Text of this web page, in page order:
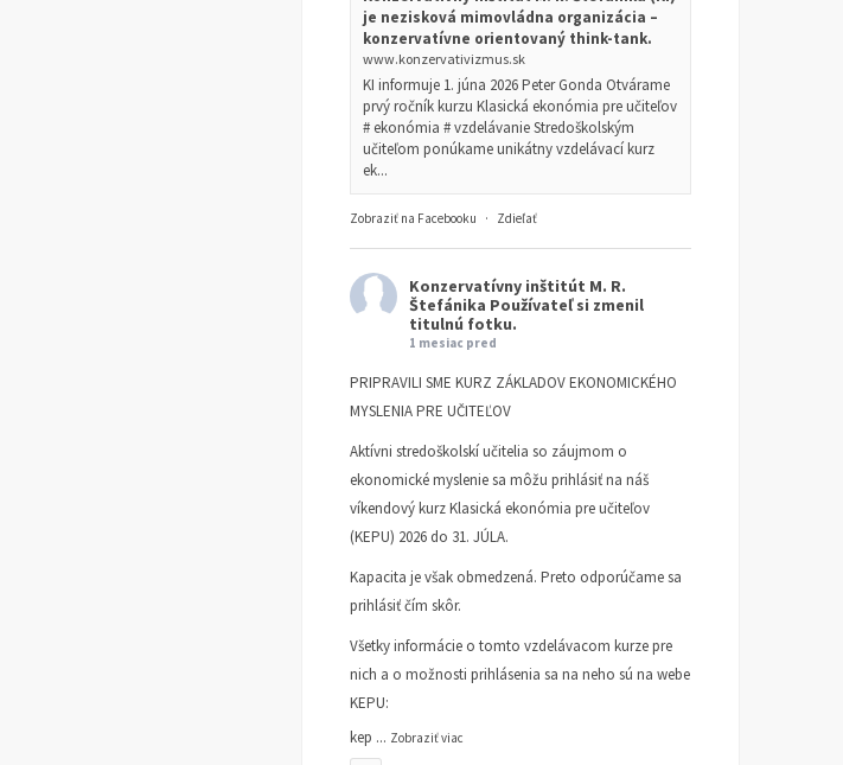
je nezisková mimovládna organizácia –
konzervatívne orientovaný think-tank.
www.konzervativizmus.sk
KI informuje 1. júna 2026 Peter Gonda Otvárame
prvý ročník kurzu Klasická ekonómia pre učiteľov
# ekonómia # vzdelávanie Stredoškolským
učiteľom ponúkame unikátny vzdelávací kurz
ek...
Zobraziť na Facebooku · Zdieľať
Konzervatívny inštitút M. R.
Štefánika Používateľ si zmenil
titulnú fotku.
1 mesiac pred
PRIPRAVILI SME KURZ ZÁKLADOV EKONOMICKÉHO
MYSLENIA PRE UČITEĽOV
Aktívni stredoškolskí učitelia so záujmom o
ekonomické myslenie sa môžu prihlásiť na náš
víkendový kurz Klasická ekonómia pre učiteľov
(KEPU) 2026 do 31. JÚLA.
Kapacita je však obmedzená. Preto odporúčame sa
prihlásiť čím skôr.
Všetky informácie o tomto vzdelávacom kurze pre
nich a o možnosti prihlásenia sa na neho sú na webe
KEPU:
kep ... Zobraziť viac